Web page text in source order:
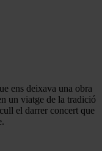
ens deixava una obra
un viatge de la tradició
el darrer concert que